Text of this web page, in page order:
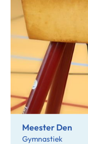
Meester Den
Gymnastiek